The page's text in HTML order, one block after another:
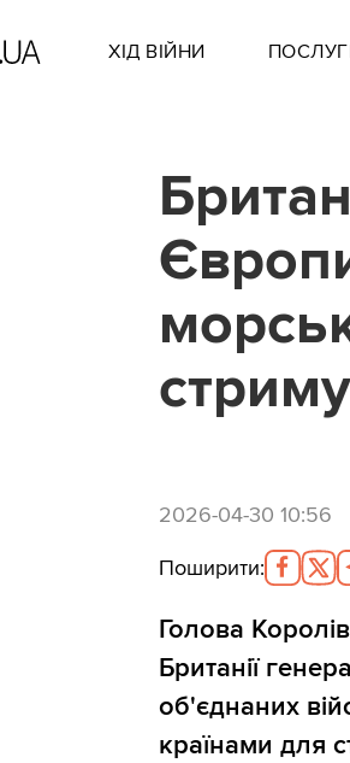
ХІД ВІЙНИ
2026-04-30 10:56
Поширити:
Голова
Британії
об'єднаних
країнами для